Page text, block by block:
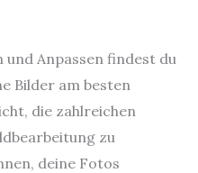
Anpassen findest du
Bilder am besten
die zahlreichen
zu
deine Fotos